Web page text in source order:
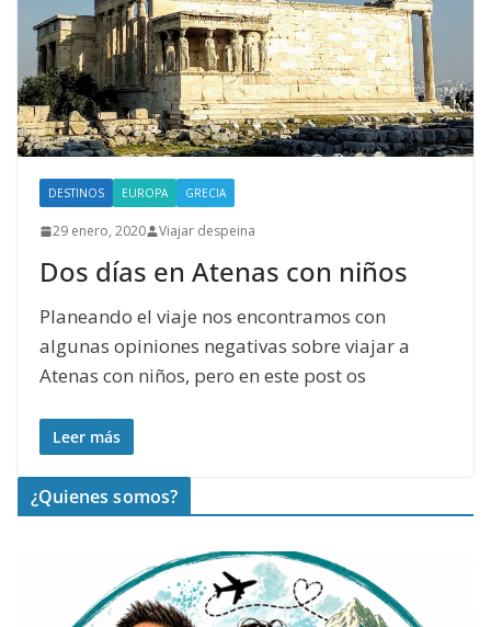
DESTINOS EUROPA GRECIA
29 enero, 2020 Viajar despeina
Dos días en Atenas con niños
Planeando el viaje nos encontramos con
algunas opiniones negativas sobre viajar a
Atenas con niños, pero en este post os
Leer más
¿Quienes somos?